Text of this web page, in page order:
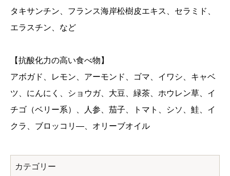
タキサンチン、フランス海岸松樹皮エキス、セラミド、
エラスチン、など
【抗酸化力の高い食べ物】
アボガド、レモン、アーモンド、ゴマ、イワシ、キャベ
ツ、にんにく、ショウガ、大豆、緑茶、ホウレン草、イ
チゴ（ベリー系）、人参、茄子、トマト、シソ、鮭、イ
クラ、ブロッコリ―、オリーブオイル
カテゴリー